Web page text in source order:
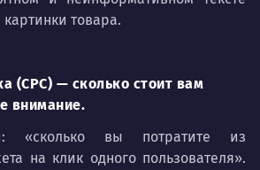
товара.
(CPC) — сколько стоит вам
внимание.
«сколько вы потратите из
на клик одного пользователя».